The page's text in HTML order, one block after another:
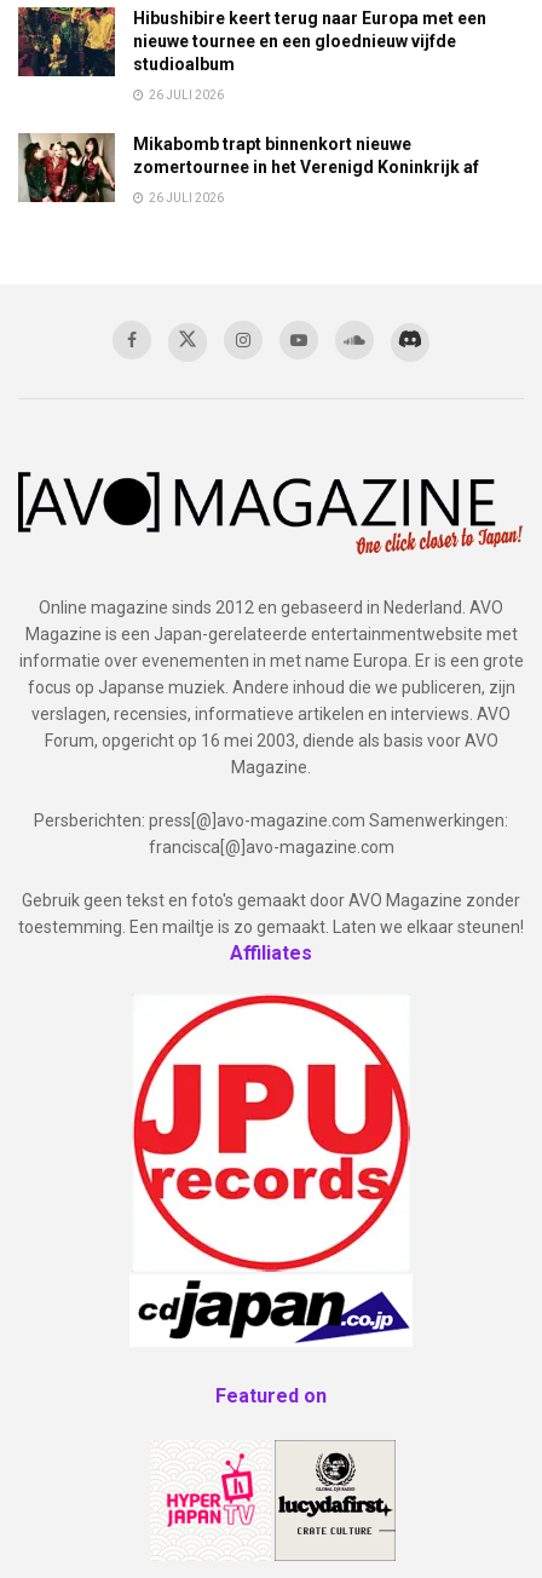
Hibushibire keert terug naar Europa met een
nieuwe tournee en een gloednieuw vijfde
studioalbum
26 JULI 2026
Mikabomb trapt binnenkort nieuwe
zomertournee in het Verenigd Koninkrijk af
26 JULI 2026
Online magazine sinds 2012 en gebaseerd in Nederland. AVO
Magazine is een Japan-gerelateerde entertainmentwebsite met
informatie over evenementen in met name Europa. Er is een grote
focus op Japanse muziek. Andere inhoud die we publiceren, zijn
verslagen, recensies, informatieve artikelen en interviews. AVO
Forum, opgericht op 16 mei 2003, diende als basis voor AVO
Magazine.
Persberichten: press[@]avo-magazine.com Samenwerkingen:
francisca[@]avo-magazine.com
Gebruik geen tekst en foto's gemaakt door AVO Magazine zonder
toestemming. Een mailtje is zo gemaakt. Laten we elkaar steunen!
Affiliates
Featured on